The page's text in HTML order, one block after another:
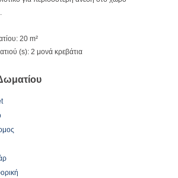
20 m²
(s): 2 μονά κρεβάτια